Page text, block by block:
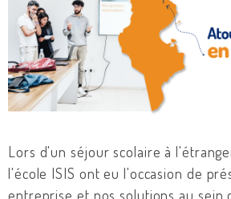
Lors d'un séjour scolaire à
l'école ISIS ont eu l'occasion de
entreprise et nos solutions au sein